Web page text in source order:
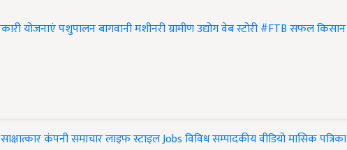
योजनाएंपशुपालनबागवानीमशीनरीग्रामीण उद्योगवेब स्टोरी#FTBसफल किसान
साक्षात्कारकंपनी समाचारलाइफ स्टाइलJobsविविधसम्पादकीयवीडियोमासिक पत्रिका